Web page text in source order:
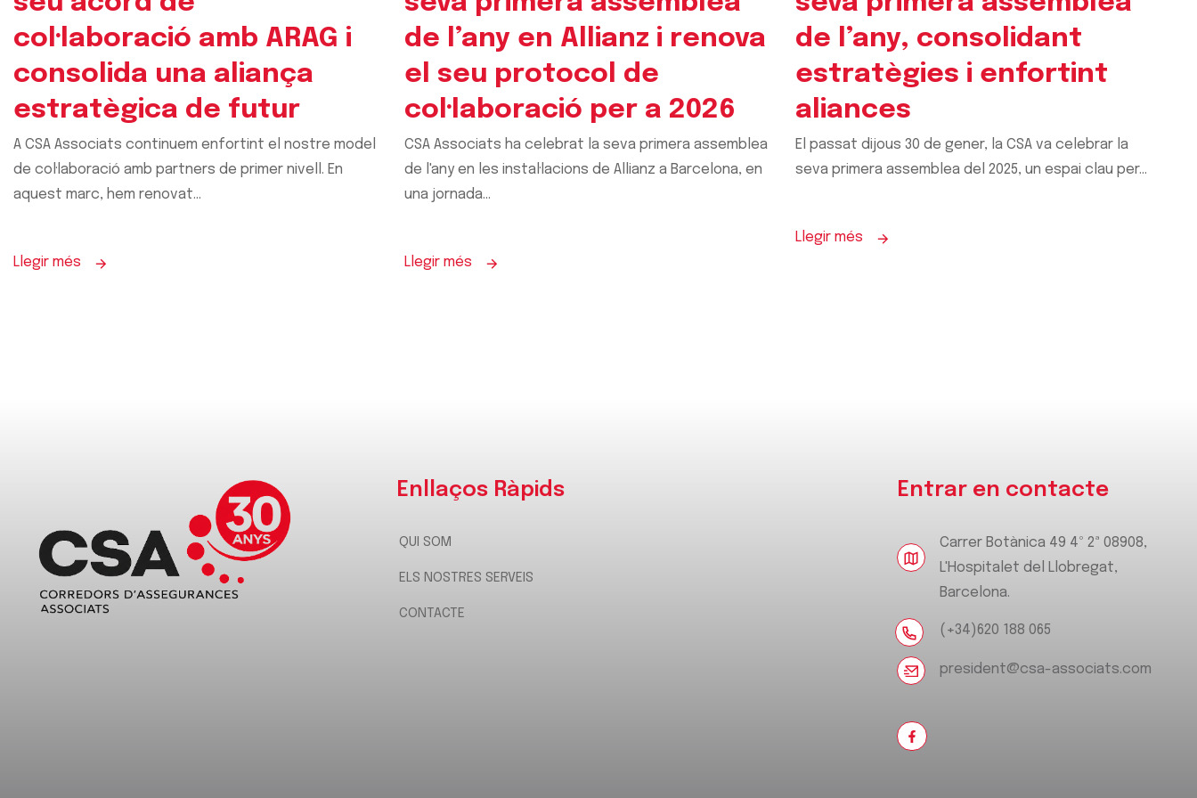
col·laboració amb ARAG i
consolida una aliança
estratègica de futur
A CSA Associats continuem enfortint el nostre model
de col·laboració amb partners de primer nivell. En
aquest marc, hem renovat...
Llegir més
de l’any en Allianz i renova
el seu protocol de
col·laboració per a 2026
CSA Associats ha celebrat la seva primera assemblea
de l'any en les instal·lacions de Allianz a Barcelona, en
una jornada...
Llegir més
de l’any, consolidant
estratègies i enfortint
aliances
El passat dijous 30 de gener, la CSA va celebrar la
seva primera assemblea del 2025, un espai clau per...
Llegir més
Enllaços Ràpids
QUI SOM
ELS NOSTRES SERVEIS
CONTACTE
Entrar en contacte
Carrer Botànica 49 4º 2ª 08908,
L'Hospitalet del Llobregat,
Barcelona.
(+34)620 188 065
president@csa-associats.com